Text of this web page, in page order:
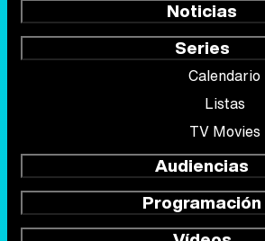
Noticias
Series
Calendario
Listas
TV Movies
Audiencias
Programación